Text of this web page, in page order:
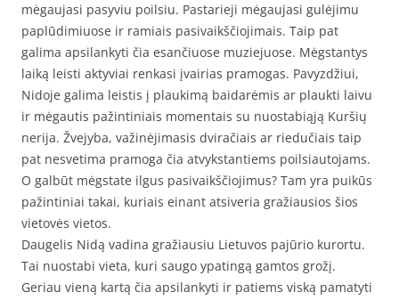
mėgaujasi pasyviu poilsiu. Pastarieji mėgaujasi gulėjimu
paplūdimiuose ir ramiais pasivaikščiojimais. Taip pat
galima apsilankyti čia esančiuose muziejuose. Mėgstantys
laiką leisti aktyviai renkasi įvairias pramogas. Pavyzdžiui,
Nidoje galima leistis į plaukimą baidarėmis ar plaukti laivu
ir mėgautis pažintiniais momentais su nuostabiąją Kuršių
nerija. Žvejyba, važinėjimasis dviračiais ar riedučiais taip
pat nesvetima pramoga čia atvykstantiems poilsiautojams.
O galbūt mėgstate ilgus pasivaikščiojimus? Tam yra puikūs
pažintiniai takai, kuriais einant atsiveria gražiausios šios
vietovės vietos.
Daugelis Nidą vadina gražiausiu Lietuvos pajūrio kurortu.
Tai nuostabi vieta, kuri saugo ypatingą gamtos grožį.
Geriau vieną kartą čia apsilankyti ir patiems viską pamatyti